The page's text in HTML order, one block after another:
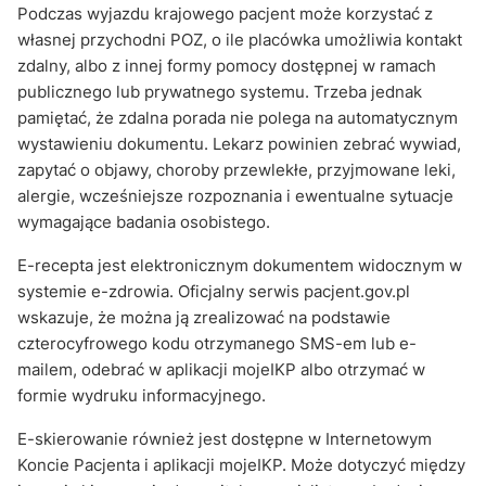
Podczas wyjazdu krajowego pacjent może korzystać z
własnej przychodni POZ, o ile placówka umożliwia kontakt
zdalny, albo z innej formy pomocy dostępnej w ramach
publicznego lub prywatnego systemu. Trzeba jednak
pamiętać, że zdalna porada nie polega na automatycznym
wystawieniu dokumentu. Lekarz powinien zebrać wywiad,
zapytać o objawy, choroby przewlekłe, przyjmowane leki,
alergie, wcześniejsze rozpoznania i ewentualne sytuacje
wymagające badania osobistego.
E-recepta jest elektronicznym dokumentem widocznym w
systemie e-zdrowia. Oficjalny serwis pacjent.gov.pl
wskazuje, że można ją zrealizować na podstawie
czterocyfrowego kodu otrzymanego SMS-em lub e-
mailem, odebrać w aplikacji mojeIKP albo otrzymać w
formie wydruku informacyjnego.
E-skierowanie również jest dostępne w Internetowym
Koncie Pacjenta i aplikacji mojeIKP. Może dotyczyć między